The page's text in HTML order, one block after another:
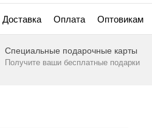
Доставка Оплата Оптовикам
Специальные подарочные карты
Получите ваши бесплатные подарки